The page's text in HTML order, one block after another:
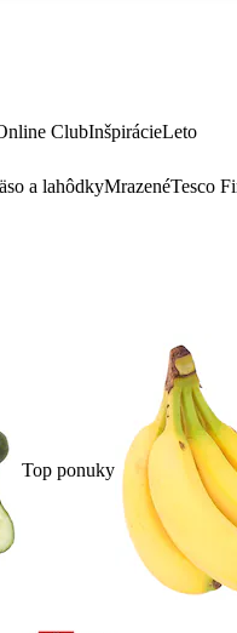
ClubInšpirácieLeto
a lahôdkyMrazenéTesco
Top ponuky